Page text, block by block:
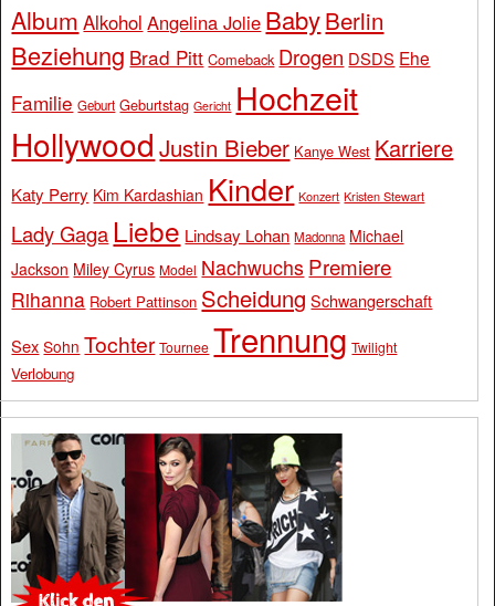
Album Alkohol Angelina Jolie BabyBerlin
Beziehung Brad Pitt Comeback Drogen DSDS Ehe
Familie Geburt Geburtstag Gericht Hochzeit
Hollywood Justin Bieber Kanye West Karriere
Katy Perry Kim Kardashian Kinder Konzert Kristen Stewart
Lady Gaga Liebe Lindsay Lohan Madonna Michael
Jackson Miley Cyrus Model Nachwuchs Premiere
Rihanna Robert Pattinson Scheidung Schwangerschaft
Sex Sohn Tochter Tournee Trennung Twilight
Verlobung